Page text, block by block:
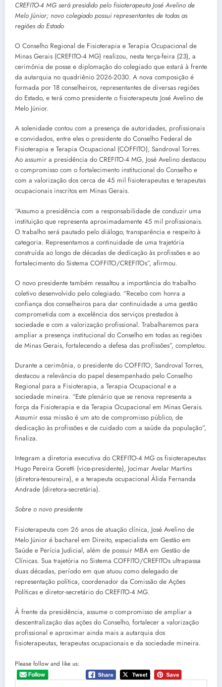
CREFITO-4 MG será presidido pelo fisioterapeuta José Avelino de
Melo Júnior; novo colegiado possui representantes de todas as
regiões do Estado
O Conselho Regional de Fisioterapia e Terapia Ocupacional de
Minas Gerais (CREFITO-4 MG) realizou, nesta terça-feira (23), a
cerimônia de posse e diplomação do colegiado que estará à frente
da autarquia no quadriênio 2026-2030. A nova composição é
formada por 18 conselheiros, representantes de diversas regiões
do Estado, e terá como presidente o fisioterapeuta José Avelino de
Melo Júnior.
A solenidade contou com a presença de autoridades, profissionais
e convidados, entre eles o presidente do Conselho Federal de
Fisioterapia e Terapia Ocupacional (COFFITO), Sandroval Torres.
Ao assumir a presidência do CREFITO-4 MG, José Avelino destacou
o compromisso com o fortalecimento institucional do Conselho e
com a valorização dos cerca de 45 mil fisioterapeutas e terapeutas
ocupacionais inscritos em Minas Gerais.
“Assumo a presidência com a responsabilidade de conduzir uma
instituição que representa aproximadamente 45 mil profissionais.
O trabalho será pautado pelo diálogo, transparência e respeito à
categoria. Representamos a continuidade de uma trajetória
construída ao longo de décadas de dedicação às profissões e ao
fortalecimento do Sistema COFFITO/CREFITOs”, afirmou.
O novo presidente também ressaltou a importância do trabalho
coletivo desenvolvido pelo colegiado. “Recebo com honra a
confiança dos conselheiros para dar continuidade a uma gestão
comprometida com a excelência dos serviços prestados à
sociedade e com a valorização profissional. Trabalharemos para
ampliar a presença institucional do Conselho em todas as regiões
de Minas Gerais, fortalecendo a defesa das profissões”, completou.
Durante a cerimônia, o presidente do COFFITO, Sandroval Torres,
destacou a relevância do papel desempenhado pelo Conselho
Regional para a Fisioterapia, a Terapia Ocupacional e a
sociedade mineira. “Este plenário que se renova representa a
força da Fisioterapia e da Terapia Ocupacional em Minas Gerais.
Assumir essa missão é um ato de compromisso público, de
dedicação às profissões e de cuidado com a saúde da população”,
finaliza.
Integram a diretoria executiva do CREFITO-4 MG os fisioterapeutas
Hugo Pereira Goretti (vice-presidente), Jocimar Avelar Martins
(diretora-tesoureira), e a terapeuta ocupacional Álida Fernanda
Andrade (diretora-secretária).
Sobre o novo presidente
Fisioterapeuta com 26 anos de atuação clínica, José Avelino de
Melo Júnior é bacharel em Direito, especialista em Gestão em
Saúde e Perícia Judicial, além de possuir MBA em Gestão de
Clínicas. Sua trajetória no Sistema COFFITO/CREFITOs ultrapassa
duas décadas, período em que atuou como delegado de
representação política, coordenador da Comissão de Ações
Políticas e diretor-secretário do CREFITO-4 MG.
À frente da presidência, assume o compromisso de ampliar a
descentralização das ações do Conselho, fortalecer a valorização
profissional e aproximar ainda mais a autarquia dos
fisioterapeutas, terapeutas ocupacionais e da sociedade mineira.
Please follow and like us: